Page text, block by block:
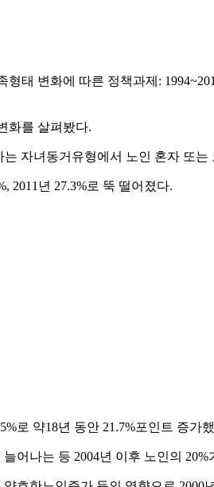
태 변화에 따른 정책과제:
화를 살펴봤다.
자녀동거유형에서 노인 혼자 또
2011년 27.3%로 뚝 떨어졌다.
로 약18년 동안 21.7%포인트 증가
어나는 등 2004년 이후 노인의